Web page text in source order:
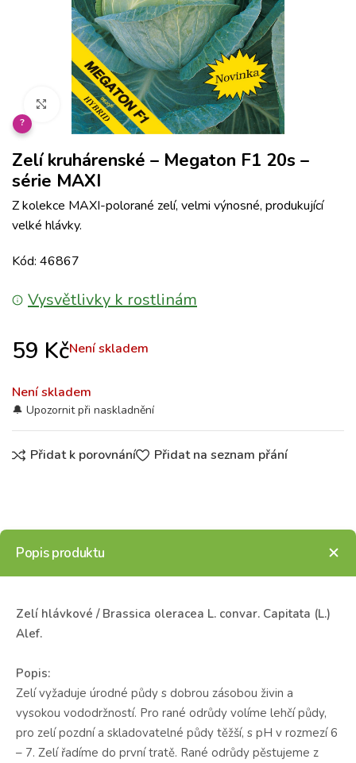
Klikněte pro zvětšení
?
Zelí kruhárenské – Megaton F1 20s –
série MAXI
Z kolekce MAXI-polorané zelí, velmi výnosné, produkující
velké hlávky.
Kód: 46867
Vysvětlivky k rostlinám
59 KčNení skladem
Není skladem
Přidat k porovnání Přidat na seznam přání
Popis produktu
Zelí hlávkové / Brassica oleracea L. convar. Capitata (L.)
Alef.
Popis:
Zelí vyžaduje úrodné půdy s dobrou zásobou živin a
vysokou vododržností. Pro rané odrůdy volíme lehčí půdy,
pro zelí pozdní a skladovatelné půdy těžší, s pH v rozmezí 6
– 7. Zelí řadíme do první tratě. Rané odrůdy pěstujeme z